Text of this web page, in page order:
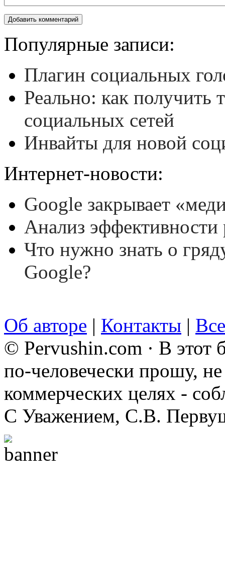
Популярные записи:
Плагин социальных
Реально: как получить
социальных сетей
Инвайты для новой
Интернет-новости:
Google закрывает
Анализ
Что нужно знать о
Google?
Об авторе | Контакты |
© Pervushin.com · В этот
по-человечески прошу,
коммерческих целях -
С Уважением, С.В.